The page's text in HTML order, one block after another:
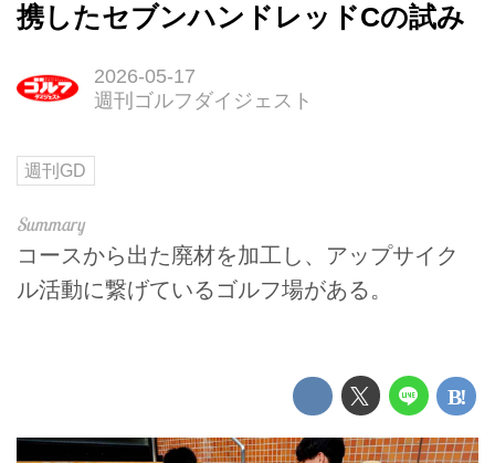
携したセブンハンドレッドCの試み
2026-05-17
週刊ゴルフダイジェスト
週刊GD
コースから出た廃材を加工し、アップサイク
ル活動に繋げているゴルフ場がある。